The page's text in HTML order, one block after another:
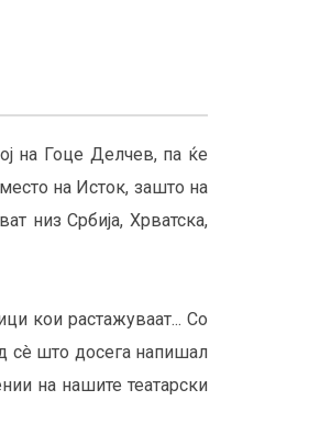
на Гоце Делчев, па ќе
на Исток, зашто на
низ Србија, Хрватска,
кои растажуваат... Со
сè што досега напишал
на нашите театарски